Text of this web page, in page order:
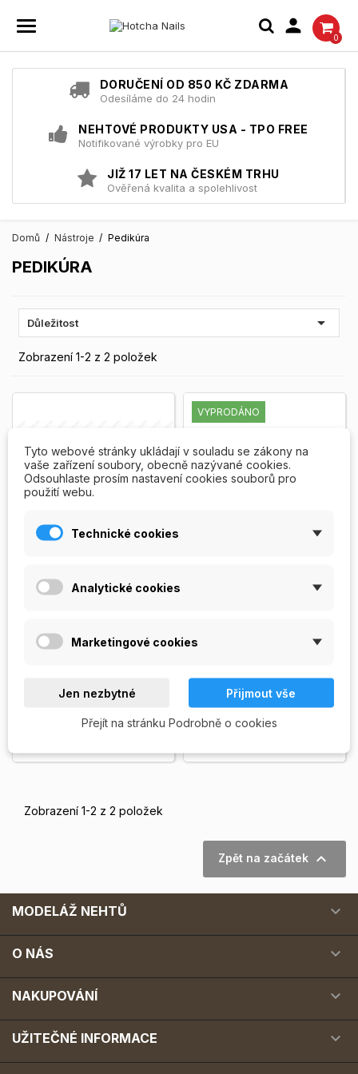

0
DORUČENÍ OD 850 KČ ZDARMA
Odesíláme do 24 hodin
NEHTOVÉ PRODUKTY USA - TPO FREE
Notifikované výrobky pro EU
JIŽ 17 LET NA ČESKÉM TRHU
Ověřená kvalita a spolehlivost
Domů Nástroje Pedikúra
PEDIKÚRA
Důležitost 
Zobrazení 1-2 z 2 položek
pedikúru
pedikúru.Zobrazit více

PŘIDAT DO
VYPRODÁNO
Pro profesionální použití.

NENÍ
SKLADEM
Zobrazení 1-2 z 2 položek
Zpět na začátek 
MODELÁŽ NEHTŮ 
O NÁS 
NAKUPOVÁNÍ 
UŽITEČNÉ INFORMACE 
Tyto webové stránky ukládají v souladu se zákony na
vaše zařízení soubory, obecně nazývané cookies.
Odsouhlaste prosím nastavení cookies souborů pro
použití webu.
Technické cookies
Analytické cookies
Marketingové cookies
Jen nezbytné Přijmout vše
Přejít na stránku Podrobně o cookies